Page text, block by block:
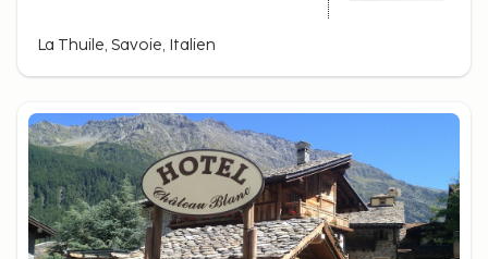
La Thuile, Savoie, Italien